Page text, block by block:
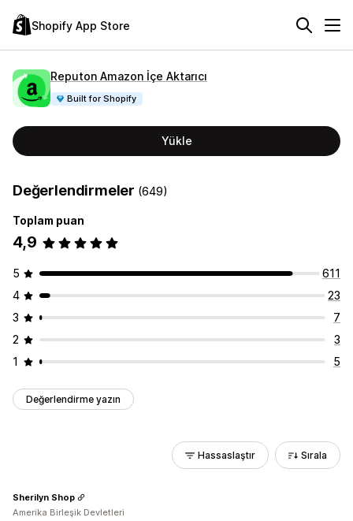
Shopify App Store
Reputon Amazon İçe Aktarıcı
Built for Shopify
Yükle
Değerlendirmeler (649)
Toplam puan
4,9
5
611
4
23
3
7
2
3
1
5
Değerlendirme yazın
Hassaslaştır Sırala
Sherilyn Shop
Amerika Birleşik Devletleri